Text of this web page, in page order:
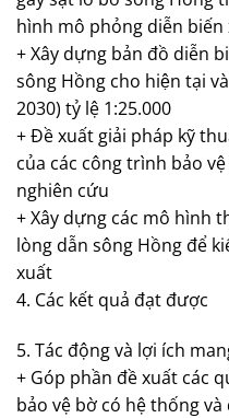
hình mô phỏng diễn biến
+ Xây dựng bản đồ diễn
sông Hồng cho hiện tại
2030) tỷ lệ 1:25.000
+ Đề xuất giải pháp kỹ
của các công trình bảo
nghiên cứu
+ Xây dựng các mô hình
lòng dẫn sông Hồng để
xuất
4. Các kết quả đạt được
5. Tác động và lợi ích
+ Góp phần đề xuất các
bảo vệ bờ có hệ thống